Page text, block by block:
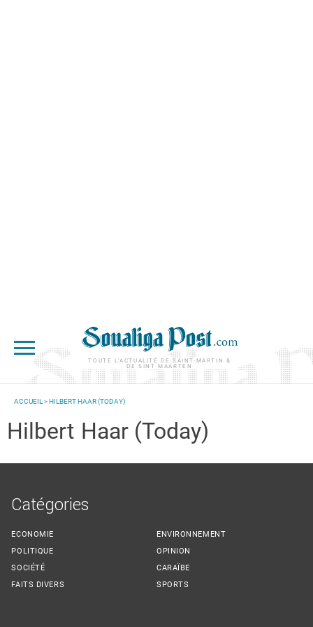
TOUTE L'ACTUALITÉ DE SAINT-MARTIN &
DE SINT MAARTEN
ACCUEIL > HILBERT HAAR (TODAY)
Hilbert Haar (Today)
Catégories
ECONOMIE
POLITIQUE
SOCIÉTÉ
FAITS DIVERS
ENVIRONNEMENT
OPINION
CARAÏBE
SPORTS